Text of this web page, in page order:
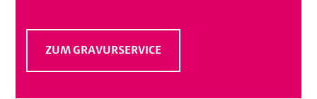
ZUM GRAVURSERVICE
(ÖFFNET NEUES FENSTER)